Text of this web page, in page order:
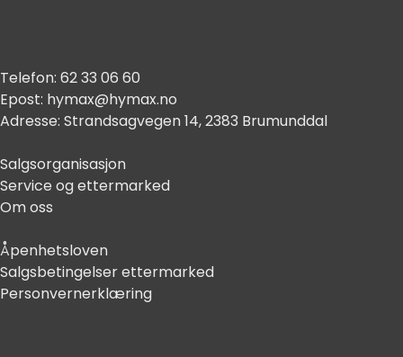
Telefon: 62 33 06 60
Epost: hymax@hymax.no
Adresse: Strandsagvegen 14, 2383 Brumunddal
Salgsorganisasjon
Service og ettermarked
Om oss
Åpenhetsloven
Salgsbetingelser ettermarked
Personvernerklæring